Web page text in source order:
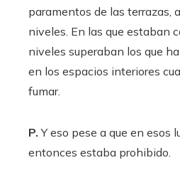
paramentos de las terrazas,
niveles. En las que estaban
niveles superaban los que
en los espacios interiores
fumar.
P.Y eso pese a que en esos
entonces estaba prohibido.